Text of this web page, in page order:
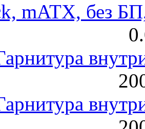
mATX, без